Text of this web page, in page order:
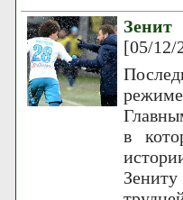
[05/12/
в